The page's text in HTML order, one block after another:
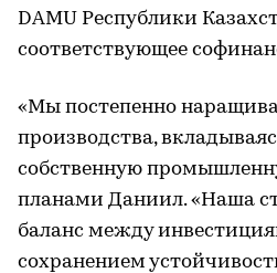
DAMU Республики
соответствующее
«Мы постепенно
производства,
собственную
планами Даниил. «Наша
баланс между
сохранением